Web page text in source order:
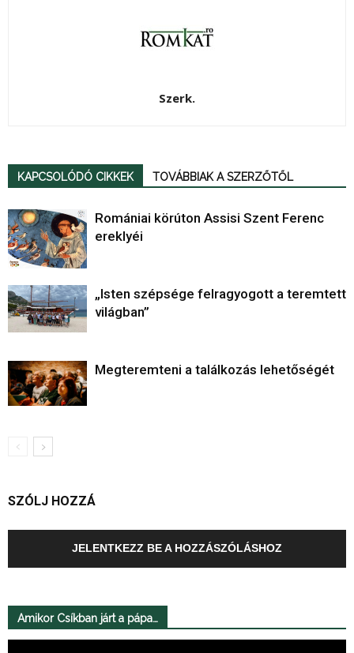
Szerk.
KAPCSOLÓDÓ CIKKEK TOVÁBBIAK A SZERZŐTŐL
Romániai körúton Assisi Szent Ferenc
ereklyéi
„Isten szépsége felragyogott a teremtett
világban”
Megteremteni a találkozás lehetőségét
SZÓLJ HOZZÁ
JELENTKEZZ BE A HOZZÁSZÓLÁSHOZ
Amikor Csíkban járt a pápa…